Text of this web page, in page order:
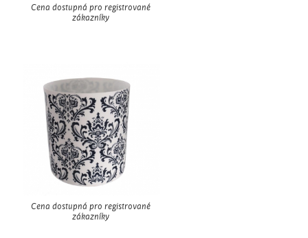
Cena dostupná pro registrované
zákazníky
Cena dostupná pro registrované
zákazníky